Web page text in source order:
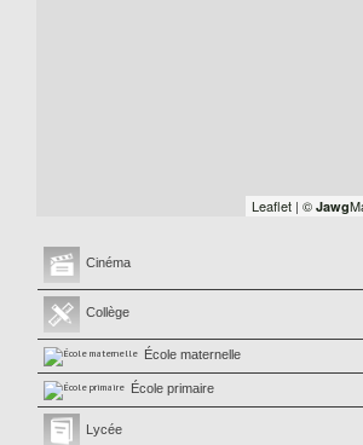
Leaflet | © Jawg
Cinéma
Collège
École maternelle
École primaire
Lycée